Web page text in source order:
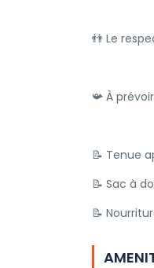
👬 Le
📯 À
📝 Tenue
📝 Sac à
📝